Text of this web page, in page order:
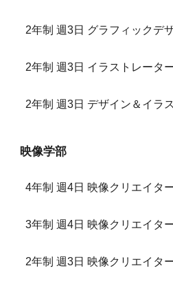
2年制 週3日 グラフィックデ
2年制 週3日 イラストレータ
2年制 週3日 デザイン＆イラ
映像学部
4年制 週4日 映像クリエイタ
3年制 週4日 映像クリエイタ
2年制 週3日 映像クリエイタ